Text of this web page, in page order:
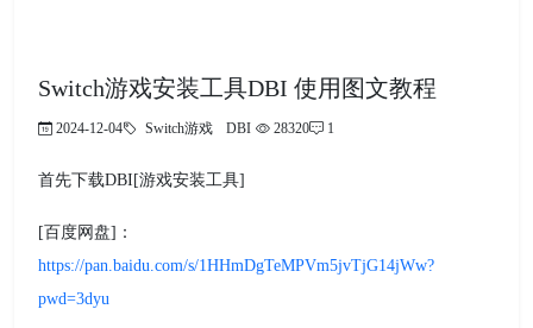
Switch游戏安装工具DBI 使用图文教程
2024-12-04 Switch游戏 DBI 28320 1
首先下载DBI[游戏安装工具]
[百度网盘]：
https://pan.baidu.com/s/1HHmDgTeMPVm5jvTjG14jWw?
pwd=3dyu